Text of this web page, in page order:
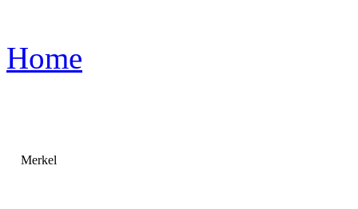
Home
Merkel